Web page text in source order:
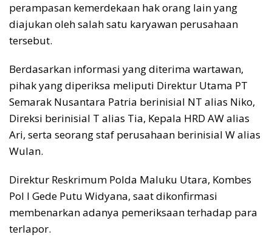
perampasan kemerdekaan hak orang lain yang
diajukan oleh salah satu karyawan perusahaan
tersebut.
Berdasarkan informasi yang diterima wartawan,
pihak yang diperiksa meliputi Direktur Utama PT
Semarak Nusantara Patria berinisial NT alias Niko,
Direksi berinisial T alias Tia, Kepala HRD AW alias
Ari, serta seorang staf perusahaan berinisial W alias
Wulan.
Direktur Reskrimum Polda Maluku Utara, Kombes
Pol I Gede Putu Widyana, saat dikonfirmasi
membenarkan adanya pemeriksaan terhadap para
terlapor.